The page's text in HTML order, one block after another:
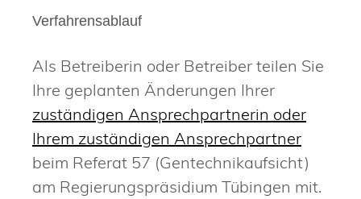
Verfahrensablauf
Als Betreiberin oder Betreiber teilen Sie
Ihre geplanten Änderungen Ihrer
zuständigen Ansprechpartnerin oder
Ihrem zuständigen Ansprechpartner
beim Referat 57 (Gentechnikaufsicht)
am Regierungspräsidium Tübingen mit.